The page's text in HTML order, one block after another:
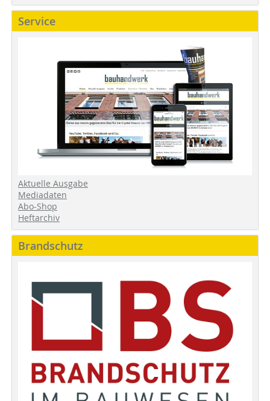
Service
Aktuelle Ausgabe
Mediadaten
Abo-Shop
Heftarchiv
Brandschutz